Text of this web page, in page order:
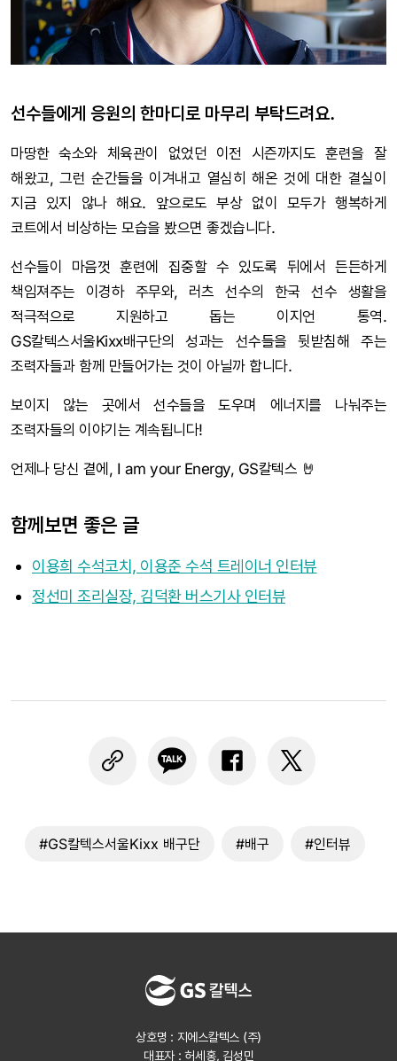
선수들에게 응원의 한마디로 마무리 부탁드려요.
마땅한 숙소와 체육관이 없었던 이전 시즌까지도 훈련을 잘
해왔고, 그런 순간들을 이겨내고 열심히 해온 것에 대한 결실이
지금 있지 않나 해요. 앞으로도 부상 없이 모두가 행복하게
코트에서 비상하는 모습을 봤으면 좋겠습니다.
선수들이 마음껏 훈련에 집중할 수 있도록 뒤에서 든든하게
책임져주는 이경하 주무와, 러츠 선수의 한국 선수 생활을
적극적으로 지원하고 돕는 이지언 통역.
GS칼텍스서울Kixx배구단의 성과는 선수들을 뒷받침해 주는
조력자들과 함께 만들어가는 것이 아닐까 합니다.
보이지 않는 곳에서 선수들을 도우며 에너지를 나눠주는
조력자들의 이야기는 계속됩니다!
언제나 당신 곁에, I am your Energy, GS칼텍스 🤘
함께보면 좋은 글
이용희 수석코치, 이용준 수석 트레이너 인터뷰
정선미 조리실장, 김덕환 버스기사 인터뷰
#GS칼텍스서울Kixx 배구단 #배구 #인터뷰
상호명 : 지에스칼텍스 (주)
대표자 : 허세홍, 김성민